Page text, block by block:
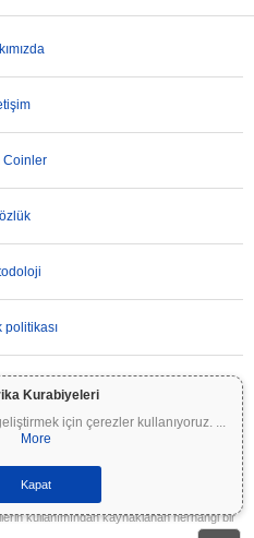
Kurabiyeleri
için çerezler kullanıyoruz. ...
More
Kapat
Coinler
politikası
ve önemli riskler içerir. Yatırımınızın
Coinpaprika üzerindeki tüm bilgiler yalnızca
tavsiyesi niteliği taşımaz. Yatırım
yapın (DYOR) ve nitelikli bir finansal
kullanımından kaynaklanan herhangi bir